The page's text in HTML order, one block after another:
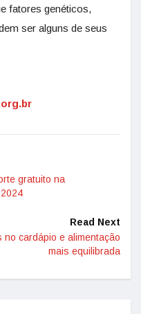
fatores genéticos,
ser alguns de seus
gratuito na
Read Next
no cardápio e alimentação
mais equilibrada